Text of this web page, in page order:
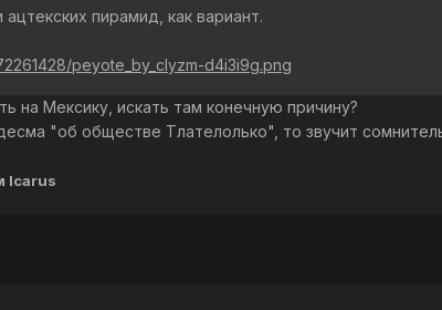
пирамид, как вариант.
peyote_by_clyzm-d4i3i9g.png
на Мексику, искать там конечную причину?
"об обществе Тлателолько", то звучит
Icarus